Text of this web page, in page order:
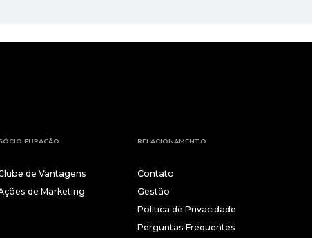
FURACÃO
de Vantagens
de Marketing
RELACIONAMENTO
Contato
Gestão
Política de Privacidade
Perguntas Frequentes